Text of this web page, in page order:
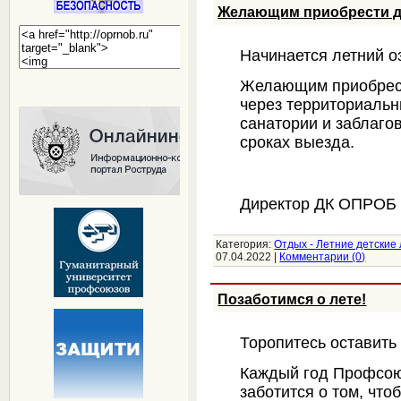
Желающим приобрести
Начинается летний
Желающим
через
санатории и
сроках выезда.
Директор ДК
Категория: Отдых - Летние детские
07.04.2022
Комментарии (0)
Позаботимся о лете!
Торопитесь
Каждый год
заботится о том,